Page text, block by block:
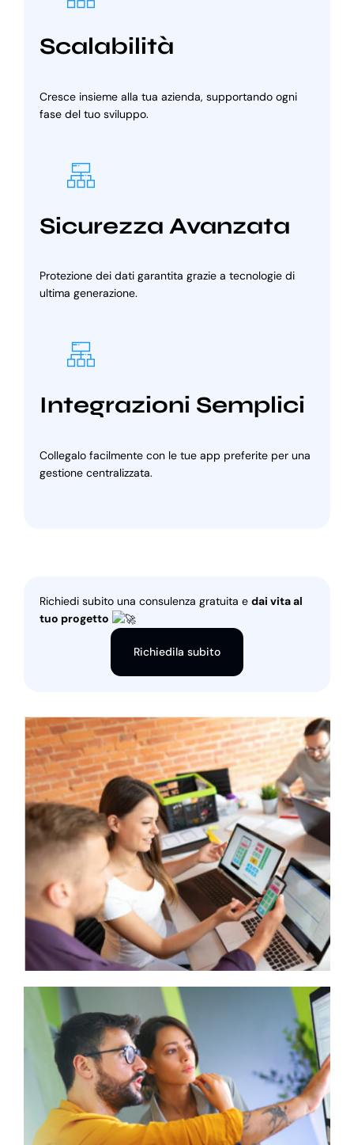
Scalabilità
Cresce insieme alla tua azienda, supportando ogni
fase del tuo sviluppo.
Sicurezza Avanzata
Protezione dei dati garantita grazie a tecnologie di
ultima generazione.
Integrazioni Semplici
Collegalo facilmente con le tue app preferite per una
gestione centralizzata.
Richiedi subito una consulenza gratuita e dai vita al
tuo progetto
Richiedila subito